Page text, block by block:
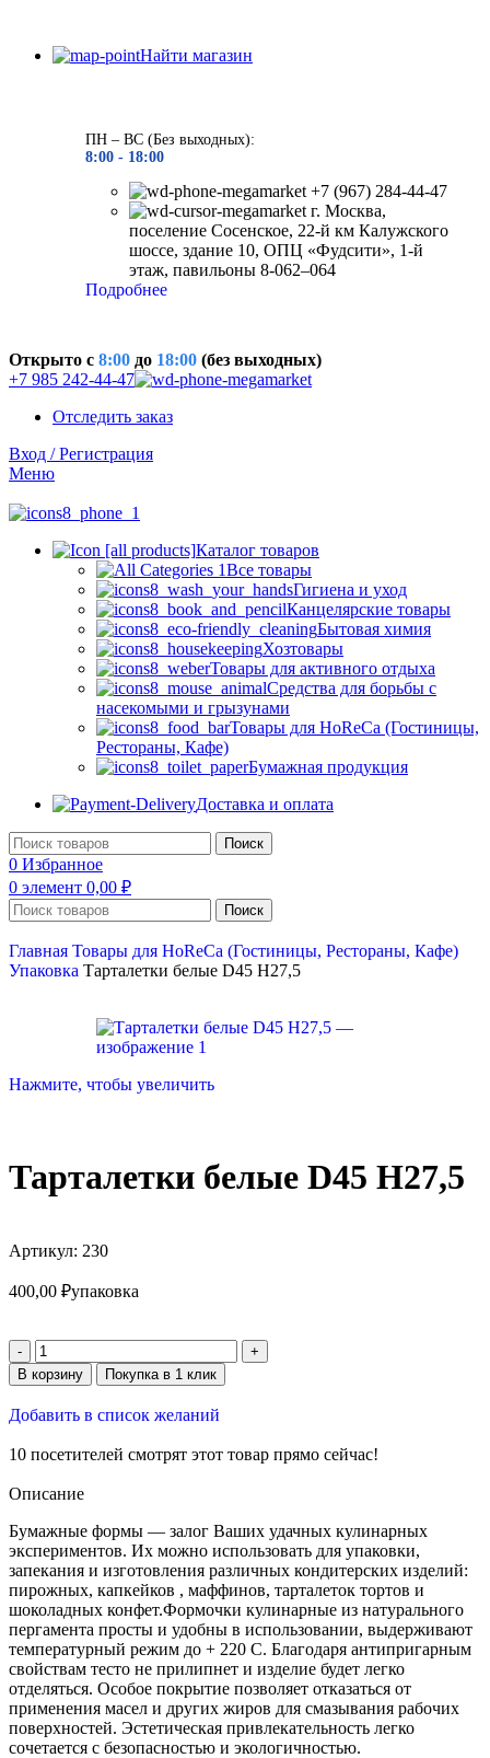
Найти магазин
ПН – ВС (Без выходных):
8:00 - 18:00
+7 (967) 284-44-47
г. Москва,
поселение Сосенское, 22-й км Калужского
шоссе, здание 10, ОПЦ «Фудсити», 1-й
этаж, павильоны 8-062–064
Подробнее
Открыто c 8:00 до 18:00 (без выходных)
+7 985 242-44-47
Отследить заказ
Вход / Регистрация
Меню
Каталог товаров
Все товары
Гигиена и уход
Канцелярские товары
Бытовая химия
Хозтовары
Товары для активного отдыха
Средства для борьбы с
насекомыми и грызунами
Товары для HoReCa (Гостиницы,
Рестораны, Кафе)
Бумажная продукция
Доставка и оплата
Поиск
0 Избранное
0 элемент 0,00 ₽
Поиск
Главная Товары для HoReCa (Гостиницы, Рестораны, Кафе)
Упаковка Тарталетки белые D45 H27,5
Нажмите, чтобы увеличить
Тарталетки белые D45 H27,5
Артикул: 230
400,00 ₽упаковка
В корзину Покупка в 1 клик
Добавить в список желаний
10 посетителей смотрят этот товар прямо сейчас!
Описание
Бумажные формы — залог Ваших удачных кулинарных
экспериментов. Их можно использовать для упаковки,
запекания и изготовления различных кондитерских изделий:
пирожных, капкейков , маффинов, тарталеток тортов и
шоколадных конфет.Формочки кулинарные из натурального
пергамента просты и удобны в использовании, выдерживают
температурный режим до + 220 С. Благодаря антипригарным
свойствам тесто не прилипнет и изделие будет легко
отделяться. Особое покрытие позволяет отказаться от
применения масел и других жиров для смазывания рабочих
поверхностей. Эстетическая привлекательность легко
сочетается с безопасностью и экологичностью.